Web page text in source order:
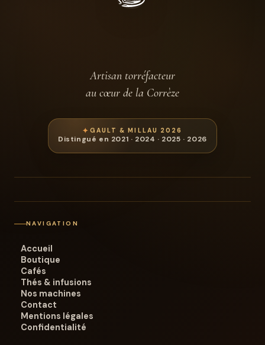
Artisan torréfacteur
au cœur de la Corrèze
GAULT & MILLAU 2026
Distingué en 2021 · 2024 · 2025 · 2026
NAVIGATION
Accueil
Boutique
Cafés
Thés & infusions
Nos machines
Contact
Mentions légales
Confidentialité